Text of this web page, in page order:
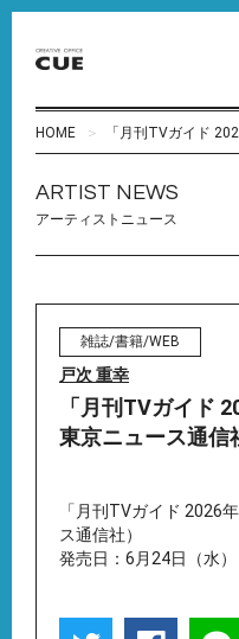
HOME 「月刊TVガイド
ARTIST NEWS
アーティストニュース
雑誌/書籍/WEB
戸次 重幸
「月刊TVガイド
東京ニュース通信
「月刊TVガイド 2026
ス通信社）
発売日：6月24日（水）